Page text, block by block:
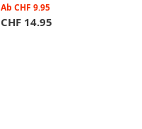
Ab CHF 9.95
CHF 14.95